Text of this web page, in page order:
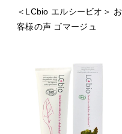
＜LCbio エルシービオ＞ お
客様の声 ゴマージュ